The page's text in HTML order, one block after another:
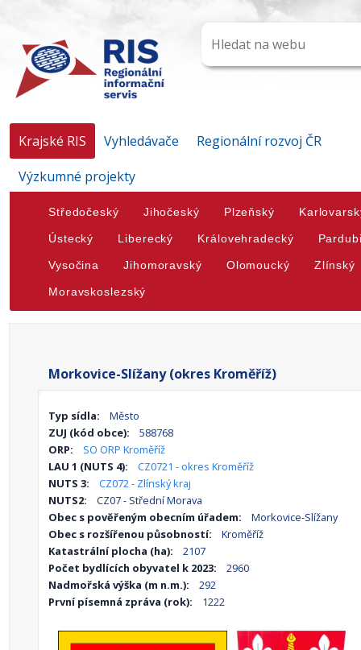
Krajské RIS Vyhledávače
Regionální rozvoj ČR
Výzkumné projekty
Středočeský Jihočeský Plzeňský
Ústecký Liberecký Královehradecký
Vysočina Jihomoravský Olomoucký Zlínský
Moravskoslezský
Morkovice-Slížany (okres Kroměříž)
Typ sídla:
Město
ZUJ (kód obce):
588768
ORP:
SO ORP Kroměříž
LAU 1 (NUTS 4):
CZ0721 - okres Kroměříž
NUTS 3:
CZ072 - Zlínský kraj
NUTS2:
CZ07 - Střední Morava
Obec s pověřeným obecním úřadem:
Morkovice-Slížany
Obec s rozšířenou působností:
Kroměříž
Katastrální plocha (ha):
2107
Počet bydlících obyvatel k 2023:
2960
Nadmořská výška (m n.m.):
292
První písemná zpráva (rok):
1222